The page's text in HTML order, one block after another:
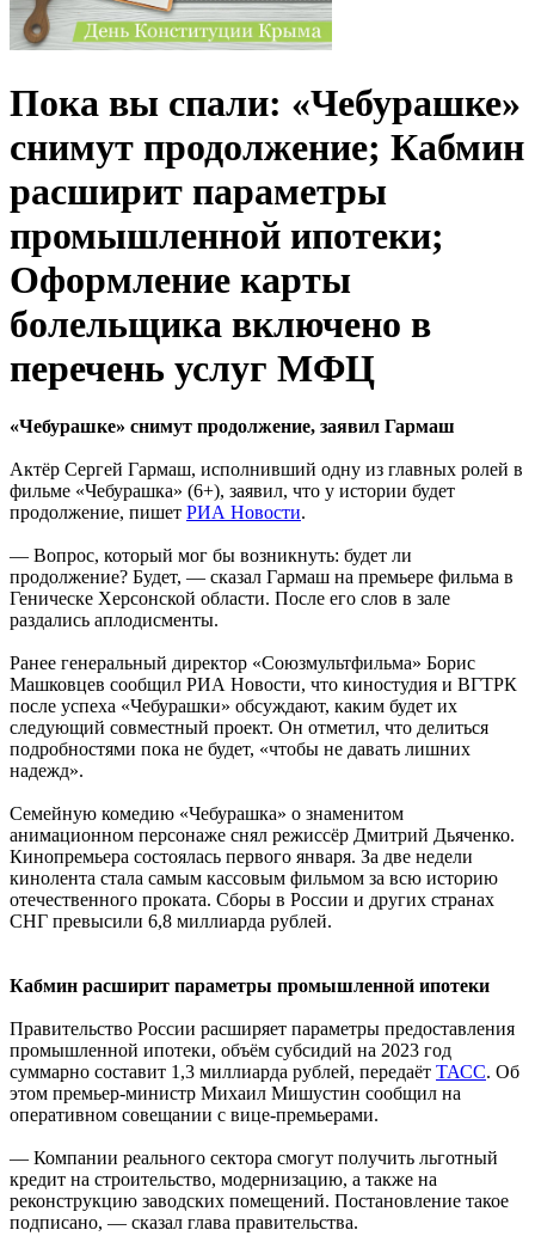
Пока вы спали: «Чебурашке»
снимут продолжение; Кабмин
расширит параметры
промышленной ипотеки;
Оформление карты
болельщика включено в
перечень услуг МФЦ
«Чебурашке» снимут продолжение, заявил Гармаш
Актёр Сергей Гармаш, исполнивший одну из главных ролей в
фильме «Чебурашка» (6+), заявил, что у истории будет
продолжение, пишет РИА Новости.
— Вопрос, который мог бы возникнуть: будет ли
продолжение? Будет, — сказал Гармаш на премьере фильма в
Геническе Херсонской области. После его слов в зале
раздались аплодисменты.
Ранее генеральный директор «Союзмультфильма» Борис
Машковцев сообщил РИА Новости, что киностудия и ВГТРК
после успеха «Чебурашки» обсуждают, каким будет их
следующий совместный проект. Он отметил, что делиться
подробностями пока не будет, «чтобы не давать лишних
надежд».
Семейную комедию «Чебурашка» о знаменитом
анимационном персонаже снял режиссёр Дмитрий Дьяченко.
Кинопремьера состоялась первого января. За две недели
кинолента стала самым кассовым фильмом за всю историю
отечественного проката. Сборы в России и других странах
СНГ превысили 6,8 миллиарда рублей.
Кабмин расширит параметры промышленной ипотеки
Правительство России расширяет параметры предоставления
промышленной ипотеки, объём субсидий на 2023 год
суммарно составит 1,3 миллиарда рублей, передаёт ТАСС. Об
этом премьер-министр Михаил Мишустин сообщил на
оперативном совещании с вице-премьерами.
— Компании реального сектора смогут получить льготный
кредит на строительство, модернизацию, а также на
реконструкцию заводских помещений. Постановление такое
подписано, — сказал глава правительства.